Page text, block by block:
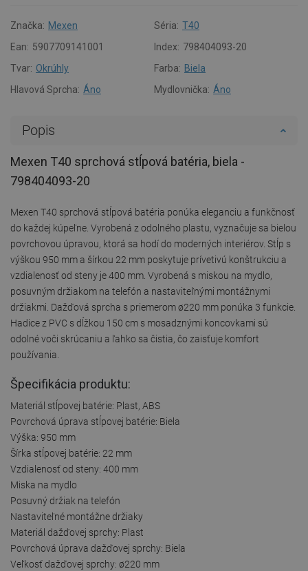
Značka: Mexen Séria: T40
Ean: 5907709141001 Index: 798404093-20
Tvar: Okrúhly Farba: Biela
Hlavová Sprcha: Áno Mydlovnička: Áno
Popis
Mexen T40 sprchová stĺpová batéria, biela -
798404093-20
Mexen T40 sprchová stĺpová batéria ponúka eleganciu a funkčnosť
do každej kúpeľne. Vyrobená z odolného plastu, vyznačuje sa bielou
povrchovou úpravou, ktorá sa hodí do moderných interiérov. Stĺp s
výškou 950 mm a šírkou 22 mm poskytuje prívetivú konštrukciu a
vzdialenosť od steny je 400 mm. Vyrobená s miskou na mydlo,
posuvným držiakom na telefón a nastaviteľnými montážnymi
držiakmi. Dažďová sprcha s priemerom ø220 mm ponúka 3 funkcie.
Hadice z PVC s dĺžkou 150 cm s mosadznými koncovkami sú
odolné voči skrúcaniu a ľahko sa čistia, čo zaisťuje komfort
používania.
Špecifikácia produktu:
Materiál stĺpovej batérie: Plast, ABS
Povrchová úprava stĺpovej batérie: Biela
Výška: 950 mm
Šírka stĺpovej batérie: 22 mm
Vzdialenosť od steny: 400 mm
Miska na mydlo
Posuvný držiak na telefón
Nastaviteľné montážne držiaky
Materiál dažďovej sprchy: Plast
Povrchová úprava dažďovej sprchy: Biela
Veľkosť dažďovej sprchy: ø220 mm